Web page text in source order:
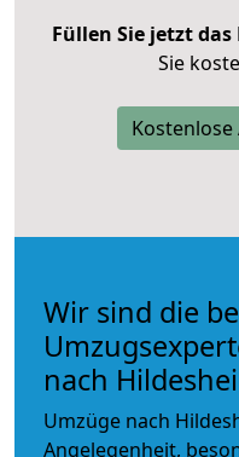
Füllen Sie jetzt
Sie
Wir sind die
nach
Umzüge nach
Angelegenheit,